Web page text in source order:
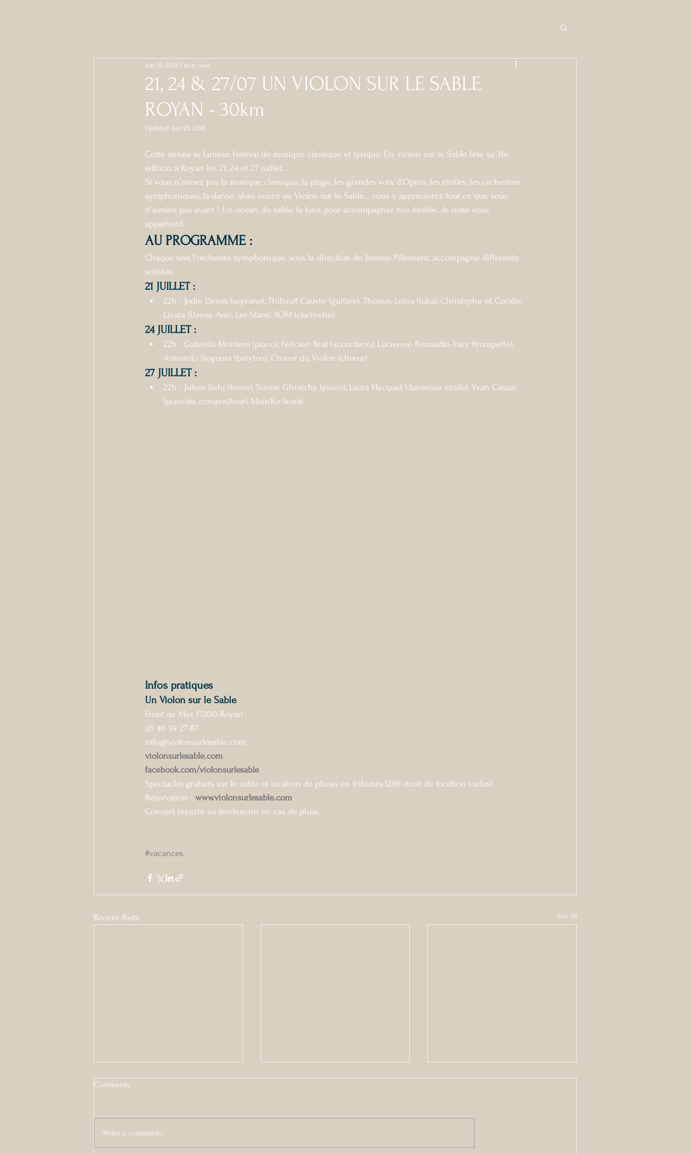
...
21, 24 & 27/07 UN VIOLON SUR LE SABLE
ROYAN - 30km
Jun 19, 2018 1 min read
Updated: Jun 25, 2018
Cette année le fameux festival de musique classique et lyrique, Un Violon sur le Sable fête sa 31e
édition à Royan les 21, 24 et 27 juillet...
Si vous n'aimez pas la musique classique, la plage, les grandes voix d'Opéra, les étoiles, les orchestres
symphoniques, la danse, alors venez au Violon sur le Sable… vous y apprécierez tout ce que vous
n'aimiez pas avant ! Un océan, du sable, la lune pour accompagner nos étoiles…le reste vous
appartient.
AU PROGRAMME :
Chaque soir, l'orchestre symphonique, sous la direction de Jérôme Pillement, accompagne différents
solistes.
21 JUILLET :
22h : Jodie Devos (soprano), Thibault Cauvin (guitare), Thomas Leleu (tuba), Christophe et Coralie
Licata (Danse Avec Les Stars), YOM (clarinette)
24 JUILLET :
22h : Gabriela Montero (piano), Félicien Brut (accordéon), Lucienne Renaudin-Vary (trompette),
Armando Noguera (baryton), Chœur du Violon (chœur)
27 JUILLET :
22h : Julien Behr (ténor), Simon Ghraichy (piano), Laura Hecquet (danseuse étoile), Yvan Cassar
(pianiste, compositeur), Mam’Ko (kora)
Infos pratiques
Un Violon sur le Sable
Front de Mer, 17200 Royan
05 46 39 27 87
info@violonsurlesable.com
violonsurlesable.com
facebook.com/violonsurlesable
Spectacles gratuits sur le sable et location de places en tribunes (28€ droit de location inclus).
Réservation : www.violonsurlesable.com
Concert reporté au lendemain en cas de pluie.
#vacances
Recent Posts See All
Comments
Write a comment...